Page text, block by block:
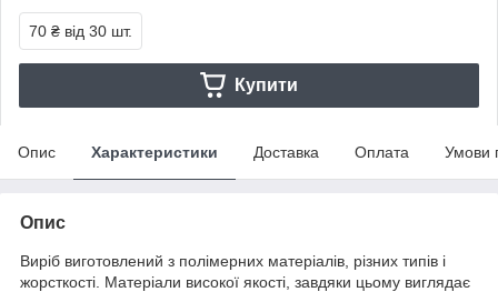
70 ₴ від 30 шт.
Купити
Опис Характеристики Доставка Оплата Умови
Опис
Виріб виготовлений з полімерних матеріалів, різних типів і
жорсткості. Матеріали високої якості, завдяки цьому виглядає